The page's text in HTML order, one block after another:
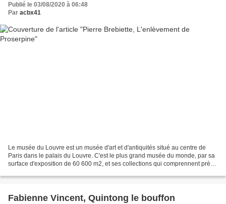
Publié le 03/08/2020 à 06:48
Par acbx41
Le musée du Louvre est un musée d'art et d'antiquités situé au centre de
Paris dans le palais du Louvre. C'est le plus grand musée du monde, par sa
surface d'exposition de 60 600 m2, et ses collections qui comprennent près
Fabienne Vincent, Quintong le bouffon